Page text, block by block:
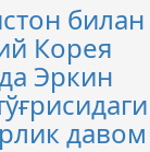
билан
Корея
Эркин
давом